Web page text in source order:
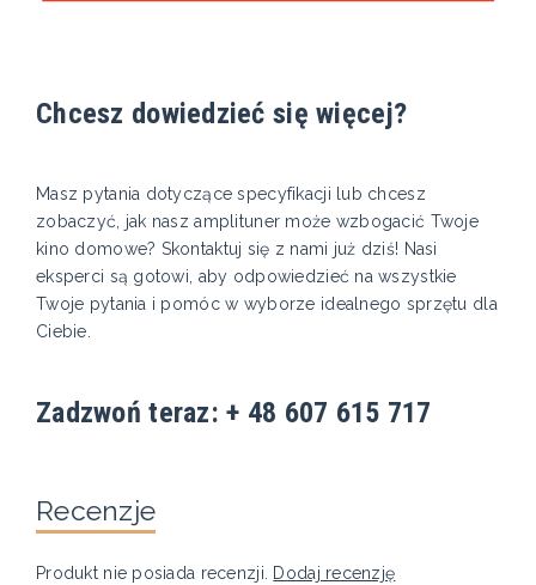
Chcesz dowiedzieć się więcej?
Masz pytania dotyczące specyfikacji lub chcesz
zobaczyć, jak nasz amplituner może wzbogacić Twoje
kino domowe? Skontaktuj się z nami już dziś! Nasi
eksperci są gotowi, aby odpowiedzieć na wszystkie
Twoje pytania i pomóc w wyborze idealnego sprzętu dla
Ciebie.
Zadzwoń teraz: + 48 607 615 717
Recenzje
Produkt nie posiada recenzji. Dodaj recenzję